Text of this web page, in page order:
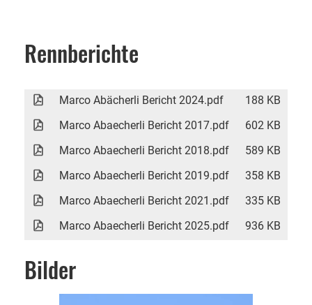
Rennberichte
Marco Abächerli Bericht 2024.pdf
188 KB
Marco Abaecherli Bericht 2017.pdf
602 KB
Marco Abaecherli Bericht 2018.pdf
589 KB
Marco Abaecherli Bericht 2019.pdf
358 KB
Marco Abaecherli Bericht 2021.pdf
335 KB
Marco Abaecherli Bericht 2025.pdf
936 KB
Bilder